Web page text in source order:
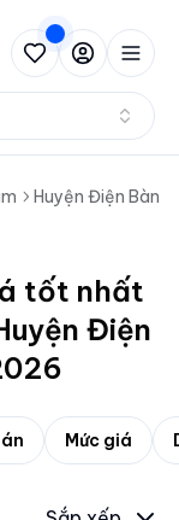
Huyện Điện Bàn
tốt nhất
Điện
Mức giá